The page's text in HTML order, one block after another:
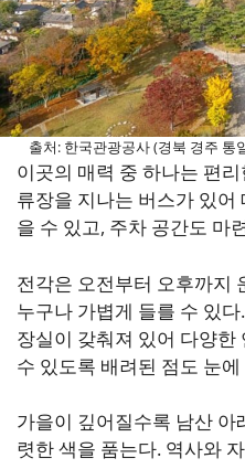
출처: 한국관광공사 (경북 경주
이곳의 매력 중 하나는 편
류장을 지나는 버스가 있
을 수 있고, 주차 공간도 마
전각은 오전부터 오후까지
누구나 가볍게 들를 수 있
장실이 갖춰져 있어 다양
수 있도록 배려된 점도 눈
가을이 깊어질수록 남산 아
렷한 색을 품는다. 역사와